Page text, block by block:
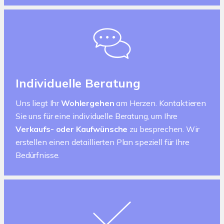
Individuelle Beratung
Uns liegt IhrWohlergehen am Herzen. Kontaktieren
Sie uns für eine individuelle Beratung, um Ihre
Verkaufs- oder Kaufwünsche zu besprechen. Wir
erstellen einen detaillierten Plan speziell für Ihre
Bedürfnisse.